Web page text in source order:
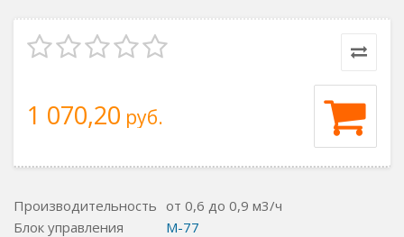
1 070,20 руб.
Производительность от 0,6 до 0,9 м3/ч
Блок управления
M-77